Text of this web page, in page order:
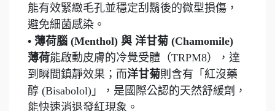
能有效緊緻毛孔並穩定刮鬍後的微型損傷，
避免細菌感染。
• 薄荷腦 (Menthol) 與 洋甘菊 (Chamomile)
薄荷能啟動皮膚的冷覺受體（TRPM8），達
到瞬間鎮靜效果；而洋甘菊則含有「紅沒藥
醇 (Bisabolol)」，是國際公認的天然舒緩劑，
能快速消退發紅現象。